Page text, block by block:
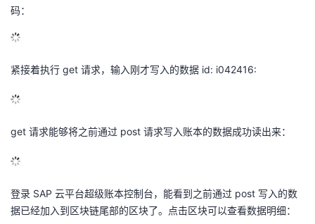
码：
紧接着执行 get 请求，输入刚才写入的数据 id: i042416:
get 请求能够将之前通过 post 请求写入账本的数据成功读出来：
登录 SAP 云平台超级账本控制台，能看到之前通过 post 写入的数
据已经加入到区块链尾部的区块了。点击区块可以查看数据明细：